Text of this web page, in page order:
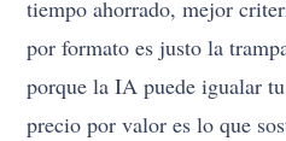
tiempo ahorrado, mejor
por formato es justo la
porque la IA puede igualar
precio por valor es lo que